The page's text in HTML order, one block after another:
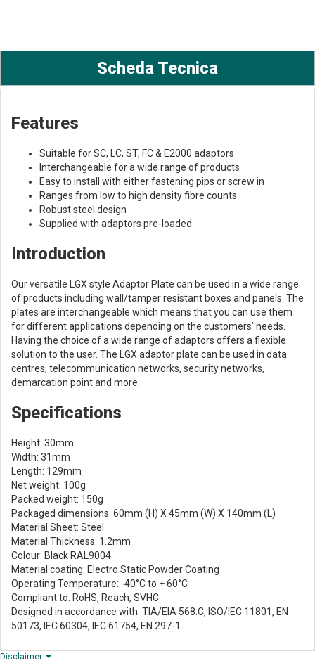
Scheda Tecnica
Features
Suitable for SC, LC, ST, FC & E2000 adaptors
Interchangeable for a wide range of products
Easy to install with either fastening pips or screw in
Ranges from low to high density fibre counts
Robust steel design
Supplied with adaptors pre-loaded
Introduction
Our versatile LGX style Adaptor Plate can be used in a wide range
of products including wall/tamper resistant boxes and panels. The
plates are interchangeable which means that you can use them
for different applications depending on the customers’ needs.
Having the choice of a wide range of adaptors offers a flexible
solution to the user. The LGX adaptor plate can be used in data
centres, telecommunication networks, security networks,
demarcation point and more.
Specifications
Height: 30mm
Width: 31mm
Length: 129mm
Net weight: 100g
Packed weight: 150g
Packaged dimensions: 60mm (H) X 45mm (W) X 140mm (L)
Material Sheet: Steel
Material Thickness: 1.2mm
Colour: Black RAL9004
Material coating: Electro Static Powder Coating
Operating Temperature: -40°C to + 60°C
Compliant to: RoHS, Reach, SVHC
Designed in accordance with: TIA/EIA 568.C, ISO/IEC 11801, EN
50173, IEC 60304, IEC 61754, EN 297-1
Disclaimer